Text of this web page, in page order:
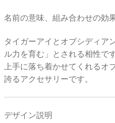
名前の意味、組み合わせの効
タイガーアイとオブシディア
ル力を育む」とされる相性で
上手に落ち着かせてくれるオ
誇るアクセサリーです。
デザイン説明